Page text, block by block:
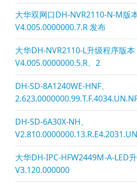
大华双网口DH-NVR2110-N-M版
V4.005.0000000.7.R 发布
大华DH-NVR2110-L升级程序版本
V4.005.0000000.5.R、2
DH-SD-8A1240WE-HNF、
DH-SD-6A30X-NH、
大华DH-IPC-HFW2449M-A-LED
V3.120.000000